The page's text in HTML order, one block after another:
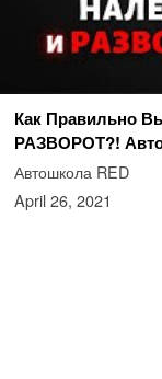
Как Правильно
РАЗВОРОТ?!
Автошкола RED
April 26, 2021